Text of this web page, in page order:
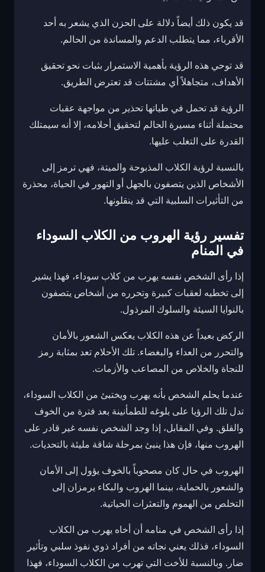
قد يكون ذلك أيضاً دلالة على الحزن الذي يشعر به أحد
الأقرباء، مما يتطلب الدعم والمساندة من الحالم.
قد توحي هذه الرؤية بأهمية الاستمرار بثبات نحو تحقيق
الأهداف، متجاهلاً أي مشتتات قد تعترض الطريق.
الرؤية قد تحمل في طياتها تحذير من مواجهة عقبات
محتملة أثناء مسيرة الحالم لتحقيق أحلامه، إلا أنه سيمتلك
القدرة على التغلب عليها.
بالنسبة لرؤية الكلاب المذبوحة والميتة، فهي ترمز إلى
الأشخاص الذين يتصفون بالجهل أو التهور في الحياة، محذرة
من التأثيرات السلبية التي قد ينقلونها.
تفسير رؤية الهروب من الكلاب السوداء
في المنام
إذا رأى الشخص نفسه يهرب من كلاب سوداء، فهذا يشير
إلى تخطيه لعقبات كبيرة وتحرره من أشخاص يتصفون
بالنوايا السيئة والسلوك المرذول.
الركض بعيداً عن هذه الكلاب يعكس الشعور بالأمان
والتحرر من العداء والبغضاء. تلك الأحلام تعد بمثابة رمز
للنجاة والخلاص من المصاعب والأزمات.
عندما يحلم الشخص بأنه يهرب ويختبئ من الكلاب السوداء،
تدل تلك الرؤيا على بلوغه للطمأنينة بعد فترة من الخوف
والقلق. وفي المقابل، إذا وجد الشخص نفسه غير قادر على
الهروب منها، فإن هذا ينبئ بمرحلة شاقة مليئة بالتحديات.
الهروب في حال كان مصحوباً بالخوف يؤول إلى الأمان
والشعور بالحماية، بينما الهروب والبكاء يرمزان إلى
التخلص من الهموم والتعثرات الحياتية.
إذا رأى الشخص في منامه أن أخاه يهرب من الكلاب
السوداء، فذلك يعني نجاته من أفراد ذوي نفوذ سلبي وتأثير
ضار. وبالنسبة للأخت التي تهرب من الكلاب السوداء، فهذا